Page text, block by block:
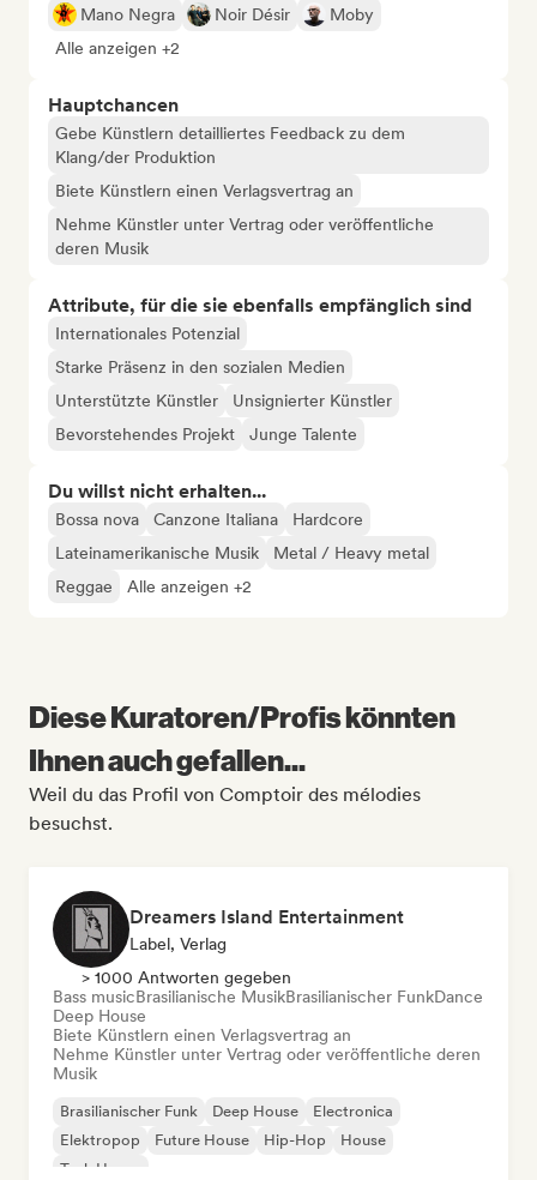
Mano Negra
Noir Désir
Moby
Alle anzeigen +2
Hauptchancen
Gebe Künstlern detailliertes Feedback zu dem
Klang/der Produktion
Biete Künstlern einen Verlagsvertrag an
Nehme Künstler unter Vertrag oder veröffentliche
deren Musik
Attribute, für die sie ebenfalls empfänglich sind
Internationales Potenzial
Starke Präsenz in den sozialen Medien
Unterstützte Künstler
Unsignierter Künstler
Bevorstehendes Projekt
Junge Talente
Du willst nicht erhalten...
Bossa nova Canzone Italiana
Hardcore
Lateinamerikanische Musik
Metal / Heavy metal
Reggae
Alle anzeigen +2
Diese Kuratoren/Profis könnten
Ihnen auch gefallen...
Weil du das Profil von Comptoir des mélodies
besuchst.
Dreamers Island Entertainment
Label, Verlag
> 1000 Antworten gegeben
Bass musicBrasilianische MusikBrasilianischer FunkDance
Deep House
Biete Künstlern einen Verlagsvertrag an
Nehme Künstler unter Vertrag oder veröffentliche deren
Musik
Brasilianischer Funk Deep House
Electronica
Elektropop
Future House Hip-Hop
House
Tech House